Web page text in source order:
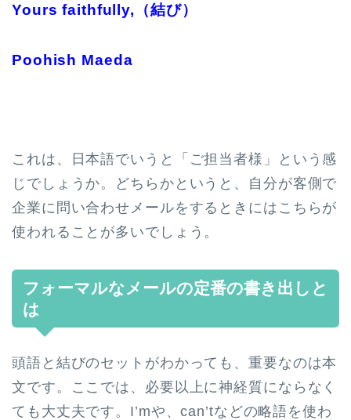
Yours faithfully,（結び）
Poohish Maeda
これは、日本語でいうと「ご担当者様」という感
じでしょうか。どちらかというと、自分が客側で
企業に問い合わせメールをするときにはこちらが
使われることが多いでしょう。
フォーマルなメールの定番の書き出しと
は
頭語と結びのセットがわかっても、重要なのは本
文です。ここでは、必要以上に神経質にならなく
ても大丈夫です。I’mや、can’tなどの略語を使わ